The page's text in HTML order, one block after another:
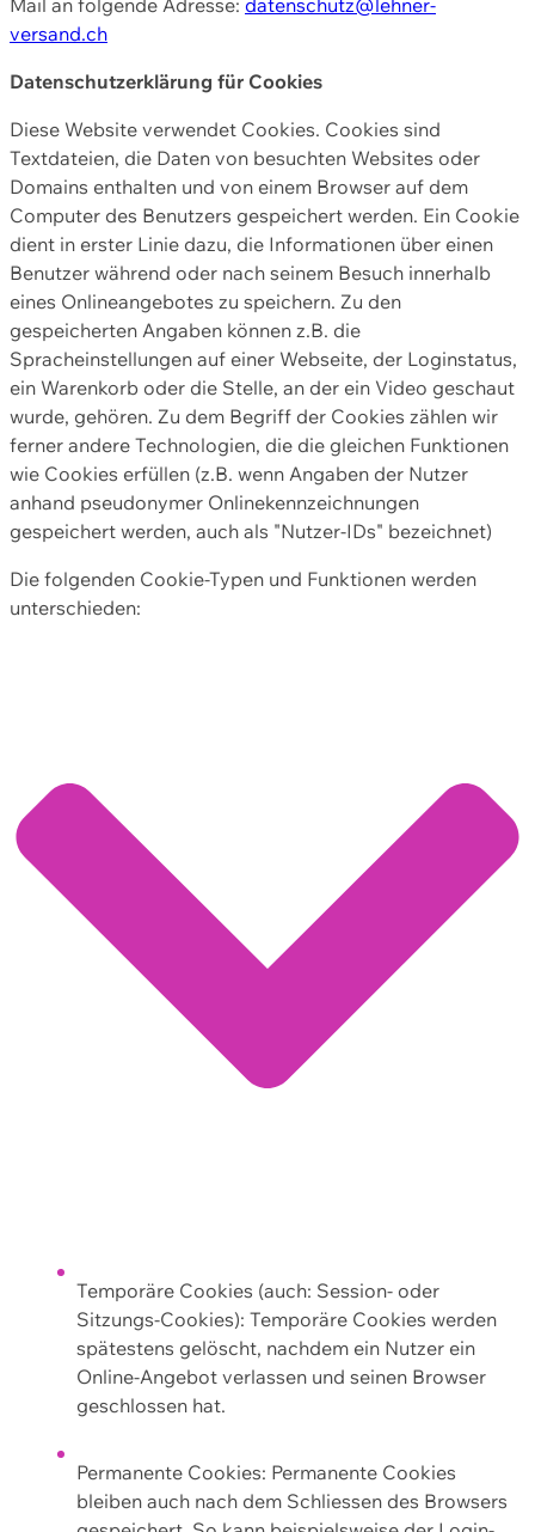
versand.ch
Datenschutzerklärung für Cookies
Diese Website verwendet Cookies. Cookies sind
Textdateien, die Daten von besuchten Websites oder
Domains enthalten und von einem Browser auf dem
Computer des Benutzers gespeichert werden. Ein Cookie
dient in erster Linie dazu, die Informationen über einen
Benutzer während oder nach seinem Besuch innerhalb
eines Onlineangebotes zu speichern. Zu den
gespeicherten Angaben können z.B. die
Spracheinstellungen auf einer Webseite, der Loginstatus,
ein Warenkorb oder die Stelle, an der ein Video geschaut
wurde, gehören. Zu dem Begriff der Cookies zählen wir
ferner andere Technologien, die die gleichen Funktionen
wie Cookies erfüllen (z.B. wenn Angaben der Nutzer
anhand pseudonymer Onlinekennzeichnungen
gespeichert werden, auch als "Nutzer-IDs" bezeichnet)
Die folgenden Cookie-Typen und Funktionen werden
unterschieden:
Temporäre Cookies (auch: Session- oder
Sitzungs-Cookies): Temporäre Cookies werden
spätestens gelöscht, nachdem ein Nutzer ein
Online-Angebot verlassen und seinen Browser
geschlossen hat.
Permanente Cookies: Permanente Cookies
bleiben auch nach dem Schliessen des Browsers